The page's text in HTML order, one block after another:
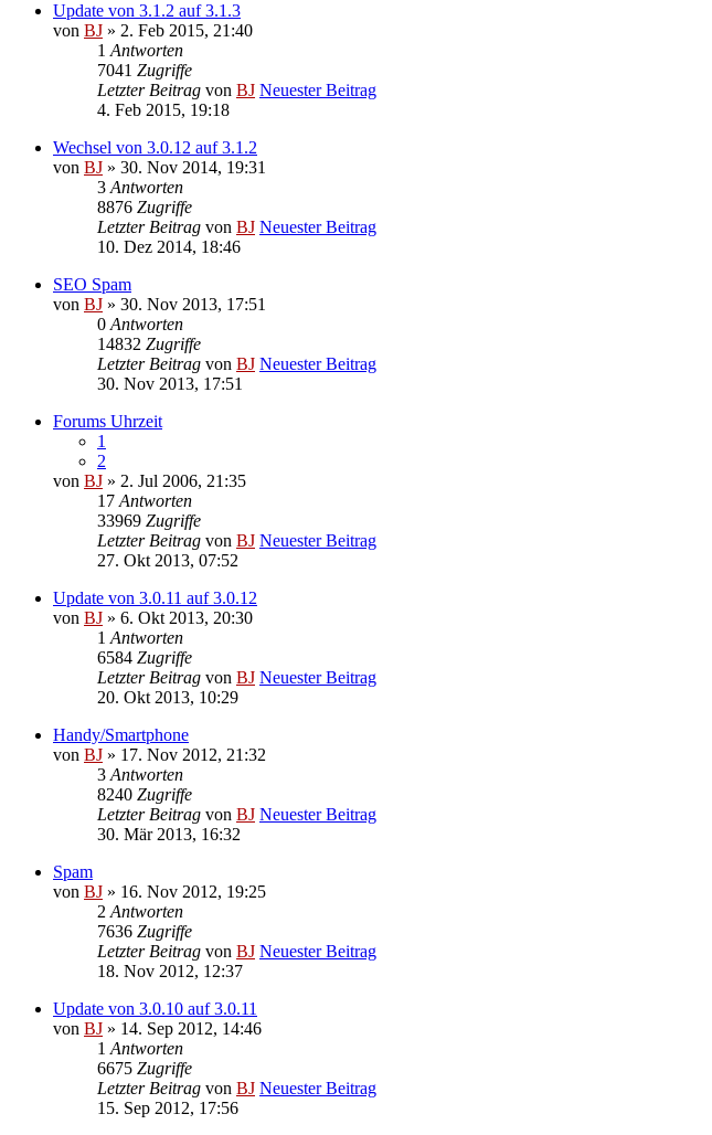
Update von 3.1.2 auf 3.1.3
von BJ » 2. Feb 2015, 21:40
1 Antworten
7041 Zugriffe
Letzter Beitrag von BJ Neuester Beitrag
4. Feb 2015, 19:18
Wechsel von 3.0.12 auf 3.1.2
von BJ » 30. Nov 2014, 19:31
3 Antworten
8876 Zugriffe
Letzter Beitrag von BJ Neuester Beitrag
10. Dez 2014, 18:46
SEO Spam
von BJ » 30. Nov 2013, 17:51
0 Antworten
14832 Zugriffe
Letzter Beitrag von BJ Neuester Beitrag
30. Nov 2013, 17:51
Forums Uhrzeit
1
2
von BJ » 2. Jul 2006, 21:35
17 Antworten
33969 Zugriffe
Letzter Beitrag von BJ Neuester Beitrag
27. Okt 2013, 07:52
Update von 3.0.11 auf 3.0.12
von BJ » 6. Okt 2013, 20:30
1 Antworten
6584 Zugriffe
Letzter Beitrag von BJ Neuester Beitrag
20. Okt 2013, 10:29
Handy/Smartphone
von BJ » 17. Nov 2012, 21:32
3 Antworten
8240 Zugriffe
Letzter Beitrag von BJ Neuester Beitrag
30. Mär 2013, 16:32
Spam
von BJ » 16. Nov 2012, 19:25
2 Antworten
7636 Zugriffe
Letzter Beitrag von BJ Neuester Beitrag
18. Nov 2012, 12:37
Update von 3.0.10 auf 3.0.11
von BJ » 14. Sep 2012, 14:46
1 Antworten
6675 Zugriffe
Letzter Beitrag von BJ Neuester Beitrag
15. Sep 2012, 17:56